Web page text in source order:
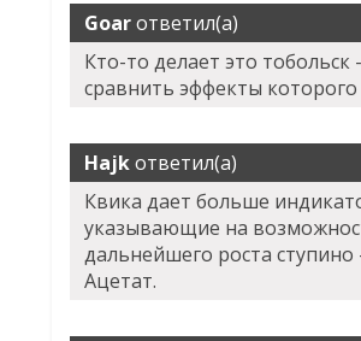
Goarответил(а)
Кто-то делает это тобольск
сравнить эффекты
Hajkответил(а)
Квика дает больше
указывающие на
дальнейшего роста
Ацетат.